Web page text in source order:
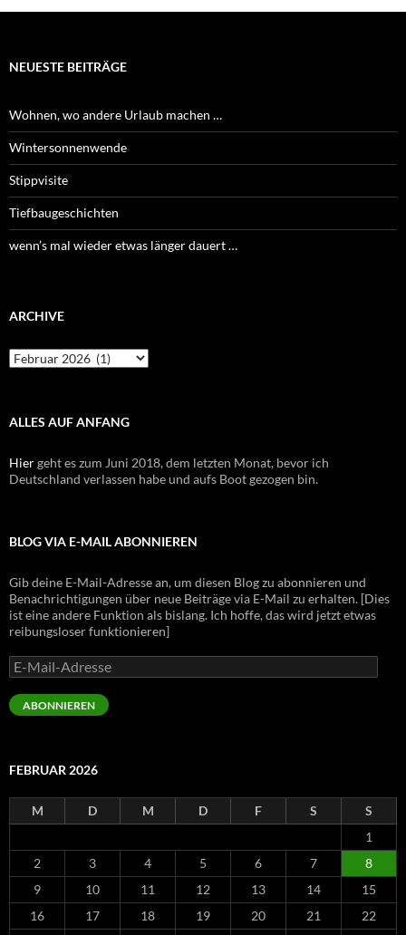
NEUESTE BEITRÄGE
Wohnen, wo andere Urlaub machen …
Wintersonnenwende
Stippvisite
Tiefbaugeschichten
wenn’s mal wieder etwas länger dauert …
ARCHIVE
Archive
ALLES AUF ANFANG
Hiergeht es zum Juni 2018, dem letzten Monat, bevor ich
Deutschland verlassen habe und aufs Boot gezogen bin.
BLOG VIA E-MAIL ABONNIEREN
Gib deine E-Mail-Adresse an, um diesen Blog zu abonnieren und
Benachrichtigungen über neue Beiträge via E-Mail zu erhalten. [Dies
ist eine andere Funktion als bislang. Ich hoffe, das wird jetzt etwas
reibungsloser funktionieren]
E-
Mail-
Adresse
ABONNIEREN
FEBRUAR 2026
M D M D F S
S
1
2
3 4 5 6 7
8
9
10 11 12 13 14
15
16
17 18 19 20 21
22